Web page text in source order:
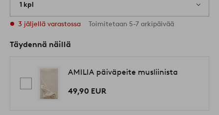
1 kpl
3 jäljellä varastossa Toimitetaan 5-7 arkipäivää
Täydennä näillä
AMILIA päiväpeite musliinista
49,90 EUR